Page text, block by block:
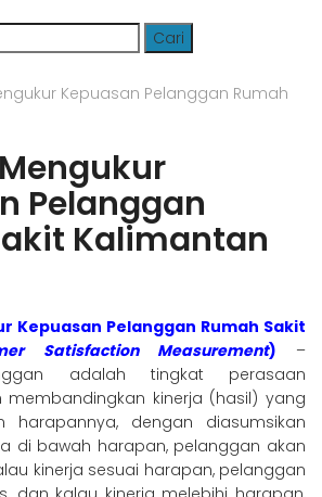
Kepuasan Pelanggan Rumah
Pelanggan
Kalimantan
Kepuasan Pelanggan Rumah Sakit
Satisfaction Measurement) –
adalah tingkat perasaan
membandingkan kinerja (hasil) yang
harapannya, dengan diasumsikan
di bawah harapan, pelanggan akan
kinerja sesuai harapan, pelanggan